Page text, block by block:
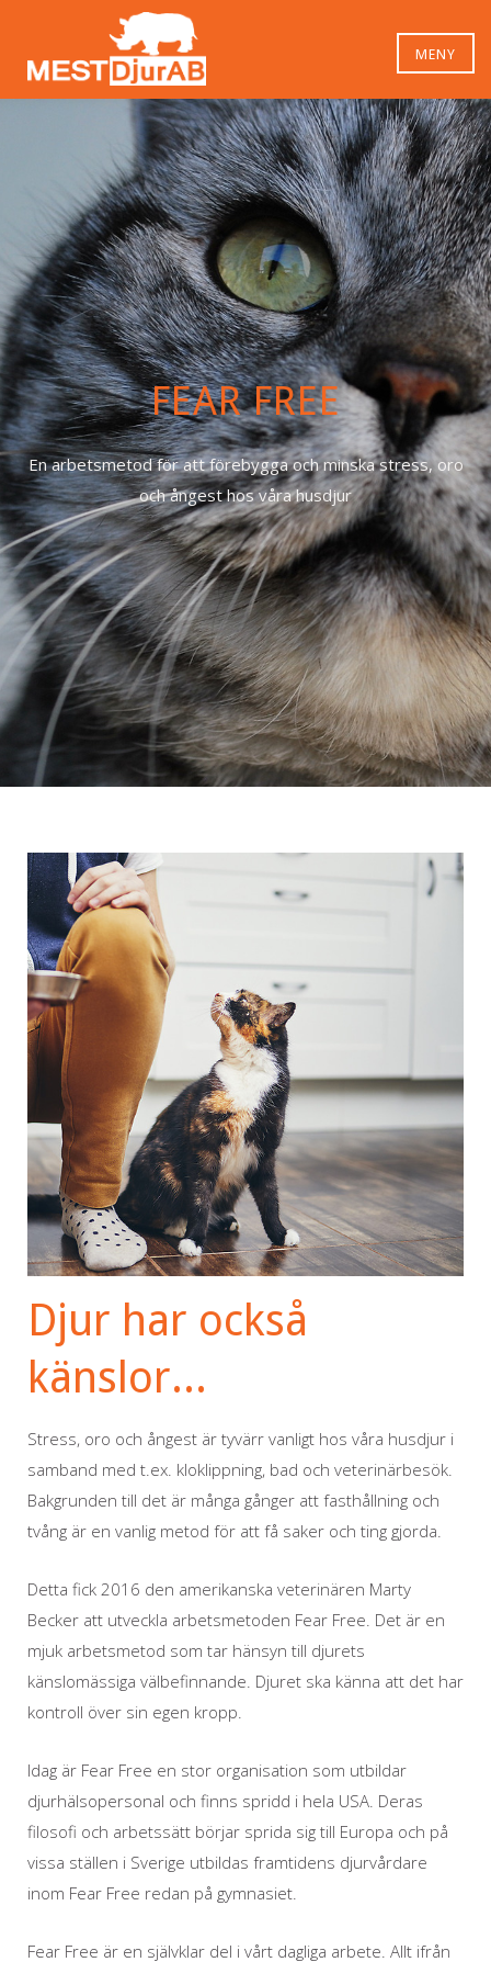
MENY
FEAR FREE
En arbetsmetod för att förebygga och minska stress, oro
och ångest hos våra husdjur
Djur har också
känslor...
Stress, oro och ångest är tyvärr vanligt hos våra husdjur i
samband med t.ex. kloklippning, bad och veterinärbesök.
Bakgrunden till det är många gånger att fasthållning och
tvång är en vanlig metod för att få saker och ting gjorda.
Detta fick 2016 den amerikanska veterinären Marty
Becker att utveckla arbetsmetoden Fear Free. Det är en
mjuk arbetsmetod som tar hänsyn till djurets
känslomässiga välbefinnande. Djuret ska känna att det har
kontroll över sin egen kropp.
Idag är Fear Free en stor organisation som utbildar
djurhälsopersonal och finns spridd i hela USA. Deras
filosofi och arbetssätt börjar sprida sig till Europa och på
vissa ställen i Sverige utbildas framtidens djurvårdare
inom Fear Free redan på gymnasiet.
Fear Free är en självklar del i vårt dagliga arbete. Allt ifrån